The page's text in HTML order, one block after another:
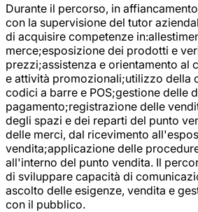
Durante il percorso, in
con la supervisione del tutor
di acquisire competenze
merce;esposizione dei prodotti e
prezzi;assistenza e orientamento al
e attività promozionali;utilizzo della
codici a barre e POS;gestione delle
pagamento;registrazione delle
degli spazi e dei reparti del punto
delle merci, dal ricevimento
vendita;applicazione delle
all'interno del punto vendita. Il
di sviluppare capacità di
ascolto delle esigenze, vendita e
con il pubblico.